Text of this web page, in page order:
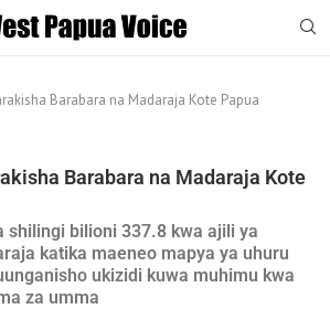
Barabara na Madaraja Kote Papua
Barabara na Madaraja Kote
shilingi bilioni 337.8 kwa ajili ya
katika maeneo mapya ya uhuru
ukizidi kuwa muhimu kwa
za umma